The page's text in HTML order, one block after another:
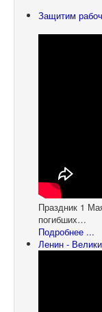
Защитим
Праздник 1
погибших…
Подробнее ...
Ленин -